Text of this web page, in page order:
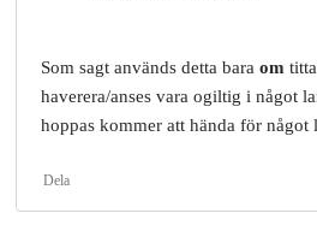
Som sagt används detta bara om
haverera/anses vara ogiltig i något
hoppas kommer att hända för något
Dela